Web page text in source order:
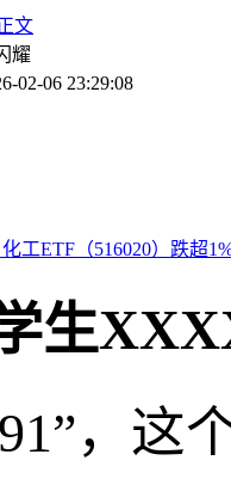
文
耀
02-06 23:29:08
生
，这